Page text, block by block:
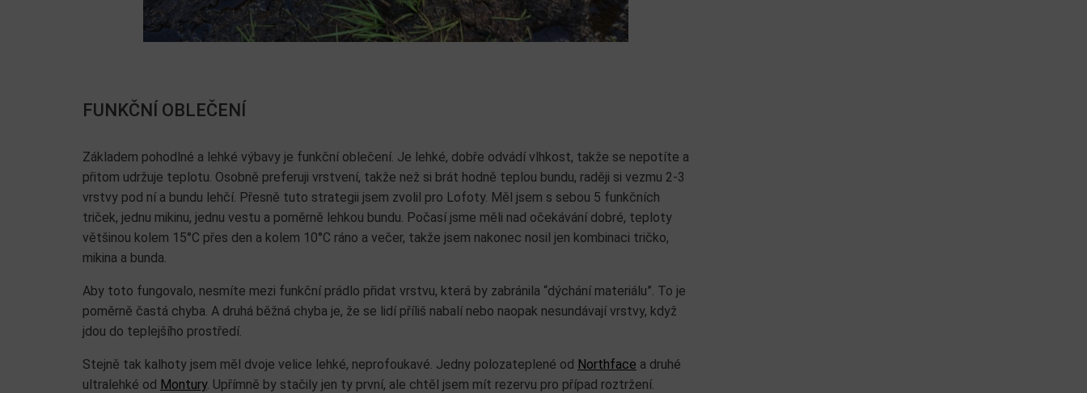
FUNKČNÍ OBLEČENÍ
Základem pohodlné a lehké výbavy je funkční oblečení. Je lehké, dobře odvádí vlhkost, takže se nepotíte a
přitom udržuje teplotu. Osobně preferuji vrstvení, takže než si brát hodně teplou bundu, raději si vezmu 2-3
vrstvy pod ní a bundu lehčí. Přesně tuto strategii jsem zvolil pro Lofoty. Měl jsem s sebou 5 funkčních
triček, jednu mikinu, jednu vestu a poměrně lehkou bundu. Počasí jsme měli nad očekávání dobré, teploty
většinou kolem 15°C přes den a kolem 10°C ráno a večer, takže jsem nakonec nosil jen kombinaci tričko,
mikina a bunda.
Aby toto fungovalo, nesmíte mezi funkční prádlo přidat vrstvu, která by zabránila “dýchání materiálu”. To je
poměrně častá chyba. A druhá běžná chyba je, že se lidí příliš nabalí nebo naopak nesundávají vrstvy, když
jdou do teplejšího prostředí.
Stejně tak kalhoty jsem měl dvoje velice lehké, neprofoukavé. Jedny polozateplené od Northface a druhé
ultralehké od Montury. Upřímně by stačily jen ty první, ale chtěl jsem mít rezervu pro případ roztržení.